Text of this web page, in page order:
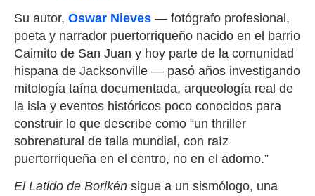
Su autor, Oswar Nieves — fotógrafo profesional,
poeta y narrador puertorriqueño nacido en el barrio
Caimito de San Juan y hoy parte de la comunidad
hispana de Jacksonville — pasó años investigando
mitología taína documentada, arqueología real de
la isla y eventos históricos poco conocidos para
construir lo que describe como “un thriller
sobrenatural de talla mundial, con raíz
puertorriqueña en el centro, no en el adorno.”
El Latido de Borikén sigue a un sismólogo, una